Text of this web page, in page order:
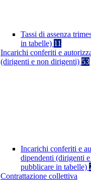
Tassi di assenza
in tabelle) 11
Incarichi conferiti e
(dirigenti e non dirigenti) 53
Incarichi conferiti e
dipendenti (dirigenti
pubblicare in tabelle)
Contrattazione collettiva